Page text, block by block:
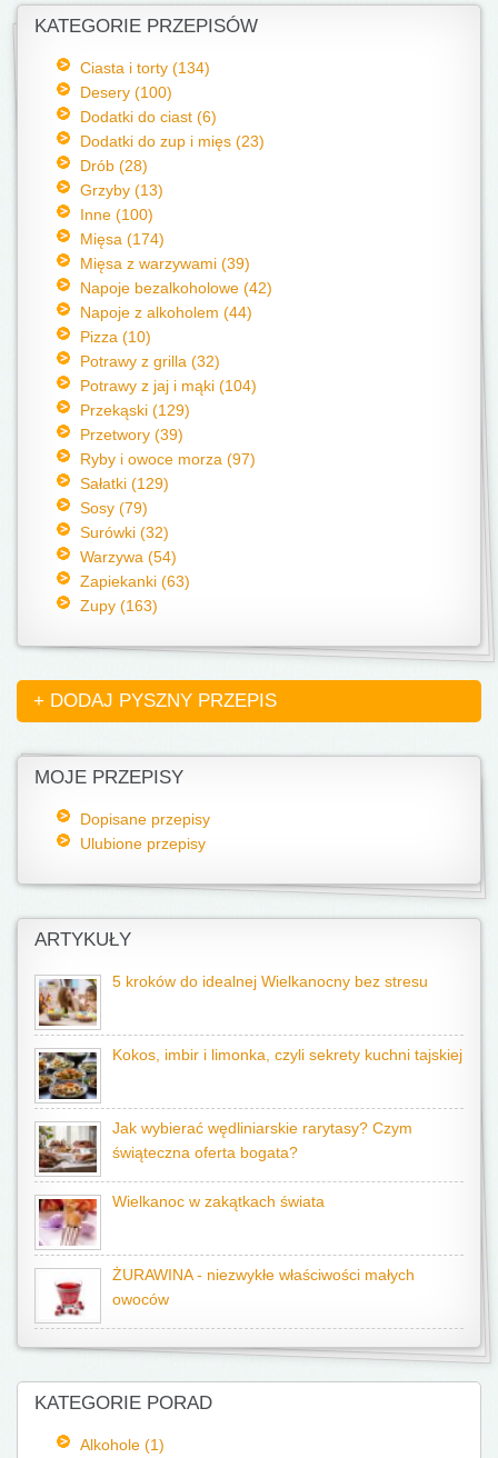
KATEGORIE PRZEPISÓW
Ciasta i torty (134)
Desery (100)
Dodatki do ciast (6)
Dodatki do zup i mięs (23)
Drób (28)
Grzyby (13)
Inne (100)
Mięsa (174)
Mięsa z warzywami (39)
Napoje bezalkoholowe (42)
Napoje z alkoholem (44)
Pizza (10)
Potrawy z grilla (32)
Potrawy z jaj i mąki (104)
Przekąski (129)
Przetwory (39)
Ryby i owoce morza (97)
Sałatki (129)
Sosy (79)
Surówki (32)
Warzywa (54)
Zapiekanki (63)
Zupy (163)
+ DODAJ PYSZNY PRZEPIS
MOJE PRZEPISY
Dopisane przepisy
Ulubione przepisy
ARTYKUŁY
5 kroków do idealnej Wielkanocny bez stresu
Kokos, imbir i limonka, czyli sekrety kuchni tajskiej
Jak wybierać wędliniarskie rarytasy? Czym
świąteczna oferta bogata?
Wielkanoc w zakątkach świata
ŻURAWINA - niezwykłe właściwości małych
owoców
KATEGORIE PORAD
Alkohole (1)